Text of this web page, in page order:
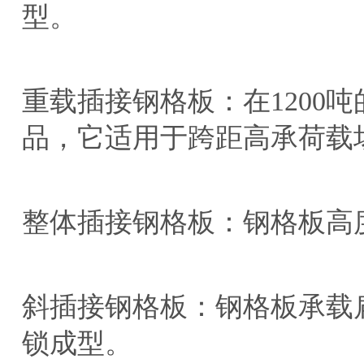
型。
重载插接钢格板：在1200
品，它适用于跨距高承荷载
整体插接钢格板：钢格板高
斜插接钢格板：钢格板承载
锁成型。